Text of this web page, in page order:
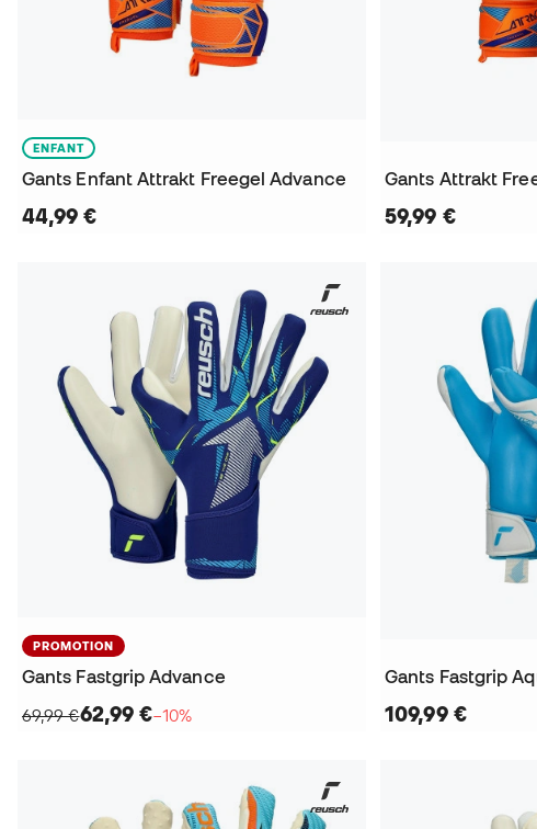
ENFANT
Gants Enfant Attrakt Freegel Advance
44,99 €
Gants Attrakt
59,99 €
PROMOTION
Gants Fastgrip Advance
69,99 €62,99 €−10%
Gants Fastgrip
109,99 €